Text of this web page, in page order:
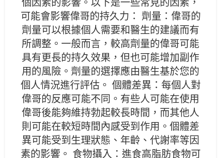
可能會影響偉哥的持久力： 劑量：偉哥的
劑量可以根據個人需要和醫生的建議而有
所調整。一般而言，較高劑量的偉哥可能
具有更長的持久效果，但也可能增加副作
用的風險。劑量的選擇應由醫生基於您的
個人情況進行評估。 個體差異：每個人對
偉哥的反應可能不同。有些人可能在使用
偉哥後能夠維持勃起較長時間，而其他人
則可能在較短時間內感受到作用。個體差
異可能受到生理狀態、年齡、代謝率等因
素的影響。 食物攝入：進食高脂肪食物可